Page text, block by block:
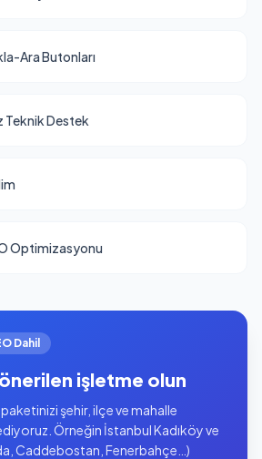
Ara Butonları
Teknik Destek
Optimizasyonu
Dahil
işletme olun
şehir, ilçe ve mahalle
Örneğin İstanbul Kadıköy ve
Caddebostan, Fenerbahçe…)